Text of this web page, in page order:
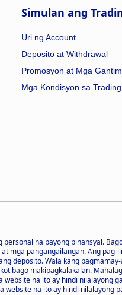
Simulan ang
Uri ng Account
Deposito at Withdrawal
Promosyon at Mga
Mga Kondisyon sa Trading
na payong pinansyal.
pangangailangan. Ang
deposito. Wala kang
bago makipagkalakalan.
na ito ay hindi nilalayong
na ito ay hindi nilalayong